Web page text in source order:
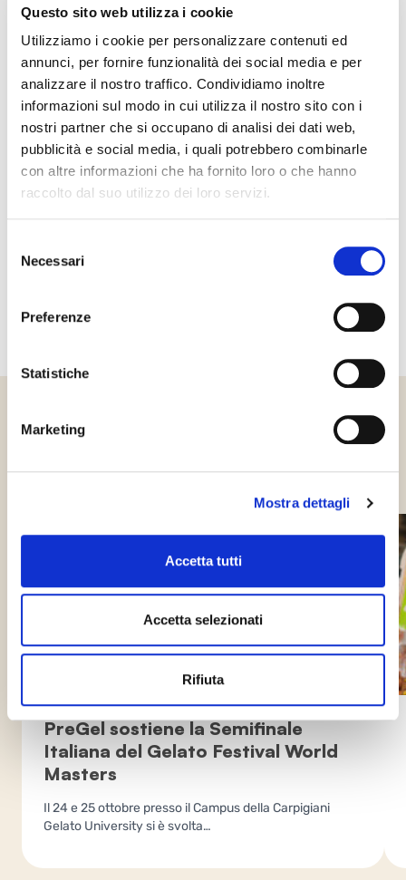
Questo sito web utilizza i cookie
Utilizziamo i cookie per personalizzare contenuti ed
annunci, per fornire funzionalità dei social media e per
analizzare il nostro traffico. Condividiamo inoltre
informazioni sul modo in cui utilizza il nostro sito con i
nostri partner che si occupano di analisi dei dati web,
pubblicità e social media, i quali potrebbero combinarle
con altre informazioni che ha fornito loro o che hanno
raccolto dal suo utilizzo dei loro servizi.
delNecessari
Preferenze
Statistiche
Marketing
Mostra dettagli
Accetta tutti
Accetta selezionati
Rifiuta
16/10/2025
potrebbero interessarti
PreGel sostiene la Semifinale
Italiana del Gelato Festival World
Masters
Il 24 e 25 ottobre presso il Campus della Carpigiani
Gelato University si è svolta…